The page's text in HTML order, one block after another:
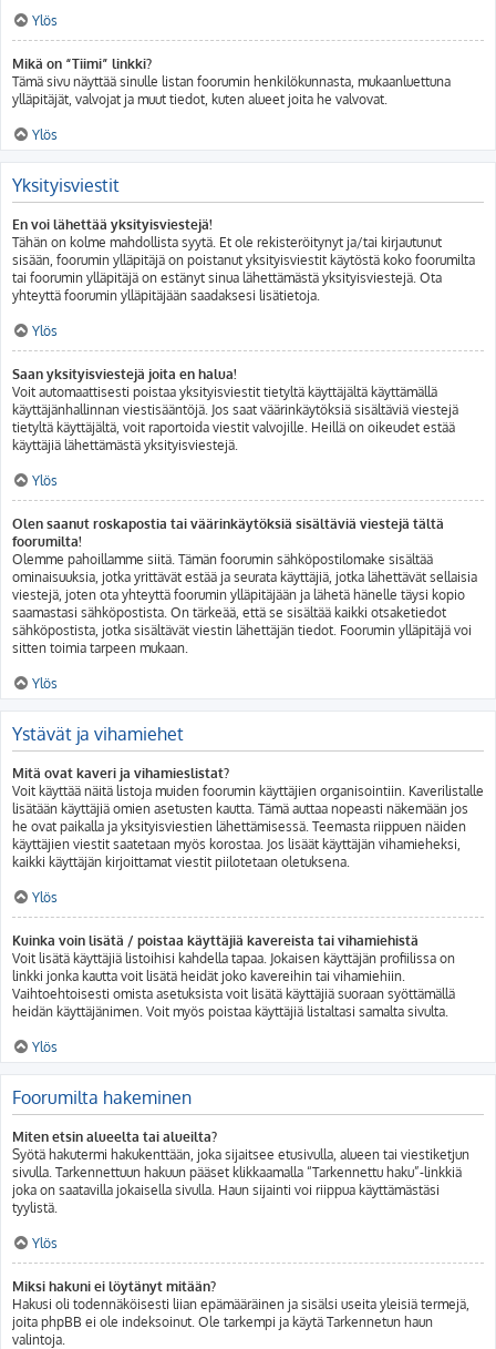
Ylös
Mikä on “Tiimi” linkki?
Tämä sivu näyttää sinulle listan foorumin henkilökunnasta, mukaanluettuna
ylläpitäjät, valvojat ja muut tiedot, kuten alueet joita he valvovat.
Ylös
Yksityisviestit
En voi lähettää yksityisviestejä!
Tähän on kolme mahdollista syytä. Et ole rekisteröitynyt ja/tai kirjautunut
sisään, foorumin ylläpitäjä on poistanut yksityisviestit käytöstä koko foorumilta
tai foorumin ylläpitäjä on estänyt sinua lähettämästä yksityisviestejä. Ota
yhteyttä foorumin ylläpitäjään saadaksesi lisätietoja.
Ylös
Saan yksityisviestejä joita en halua!
Voit automaattisesti poistaa yksityisviestit tietyltä käyttäjältä käyttämällä
käyttäjänhallinnan viestisääntöjä. Jos saat väärinkäytöksiä sisältäviä viestejä
tietyltä käyttäjältä, voit raportoida viestit valvojille. Heillä on oikeudet estää
käyttäjiä lähettämästä yksityisviestejä.
Ylös
Olen saanut roskapostia tai väärinkäytöksiä sisältäviä viestejä tältä
foorumilta!
Olemme pahoillamme siitä. Tämän foorumin sähköpostilomake sisältää
ominaisuuksia, jotka yrittävät estää ja seurata käyttäjiä, jotka lähettävät sellaisia
viestejä, joten ota yhteyttä foorumin ylläpitäjään ja lähetä hänelle täysi kopio
saamastasi sähköpostista. On tärkeää, että se sisältää kaikki otsaketiedot
sähköpostista, jotka sisältävät viestin lähettäjän tiedot. Foorumin ylläpitäjä voi
sitten toimia tarpeen mukaan.
Ylös
Ystävät ja vihamiehet
Mitä ovat kaveri ja vihamieslistat?
Voit käyttää näitä listoja muiden foorumin käyttäjien organisointiin. Kaverilistalle
lisätään käyttäjiä omien asetusten kautta. Tämä auttaa nopeasti näkemään jos
he ovat paikalla ja yksityisviestien lähettämisessä. Teemasta riippuen näiden
käyttäjien viestit saatetaan myös korostaa. Jos lisäät käyttäjän vihamieheksi,
kaikki käyttäjän kirjoittamat viestit piilotetaan oletuksena.
Ylös
Kuinka voin lisätä / poistaa käyttäjiä kavereista tai vihamiehistä
Voit lisätä käyttäjiä listoihisi kahdella tapaa. Jokaisen käyttäjän profiilissa on
linkki jonka kautta voit lisätä heidät joko kavereihin tai vihamiehiin.
Vaihtoehtoisesti omista asetuksista voit lisätä käyttäjiä suoraan syöttämällä
heidän käyttäjänimen. Voit myös poistaa käyttäjiä listaltasi samalta sivulta.
Ylös
Foorumilta hakeminen
Miten etsin alueelta tai alueilta?
Syötä hakutermi hakukenttään, joka sijaitsee etusivulla, alueen tai viestiketjun
sivulla. Tarkennettuun hakuun pääset klikkaamalla “Tarkennettu haku”-linkkiä
joka on saatavilla jokaisella sivulla. Haun sijainti voi riippua käyttämästäsi
tyylistä.
Ylös
Miksi hakuni ei löytänyt mitään?
Hakusi oli todennäköisesti liian epämääräinen ja sisälsi useita yleisiä termejä,
joita phpBB ei ole indeksoinut. Ole tarkempi ja käytä Tarkennetun haun
valintoja.